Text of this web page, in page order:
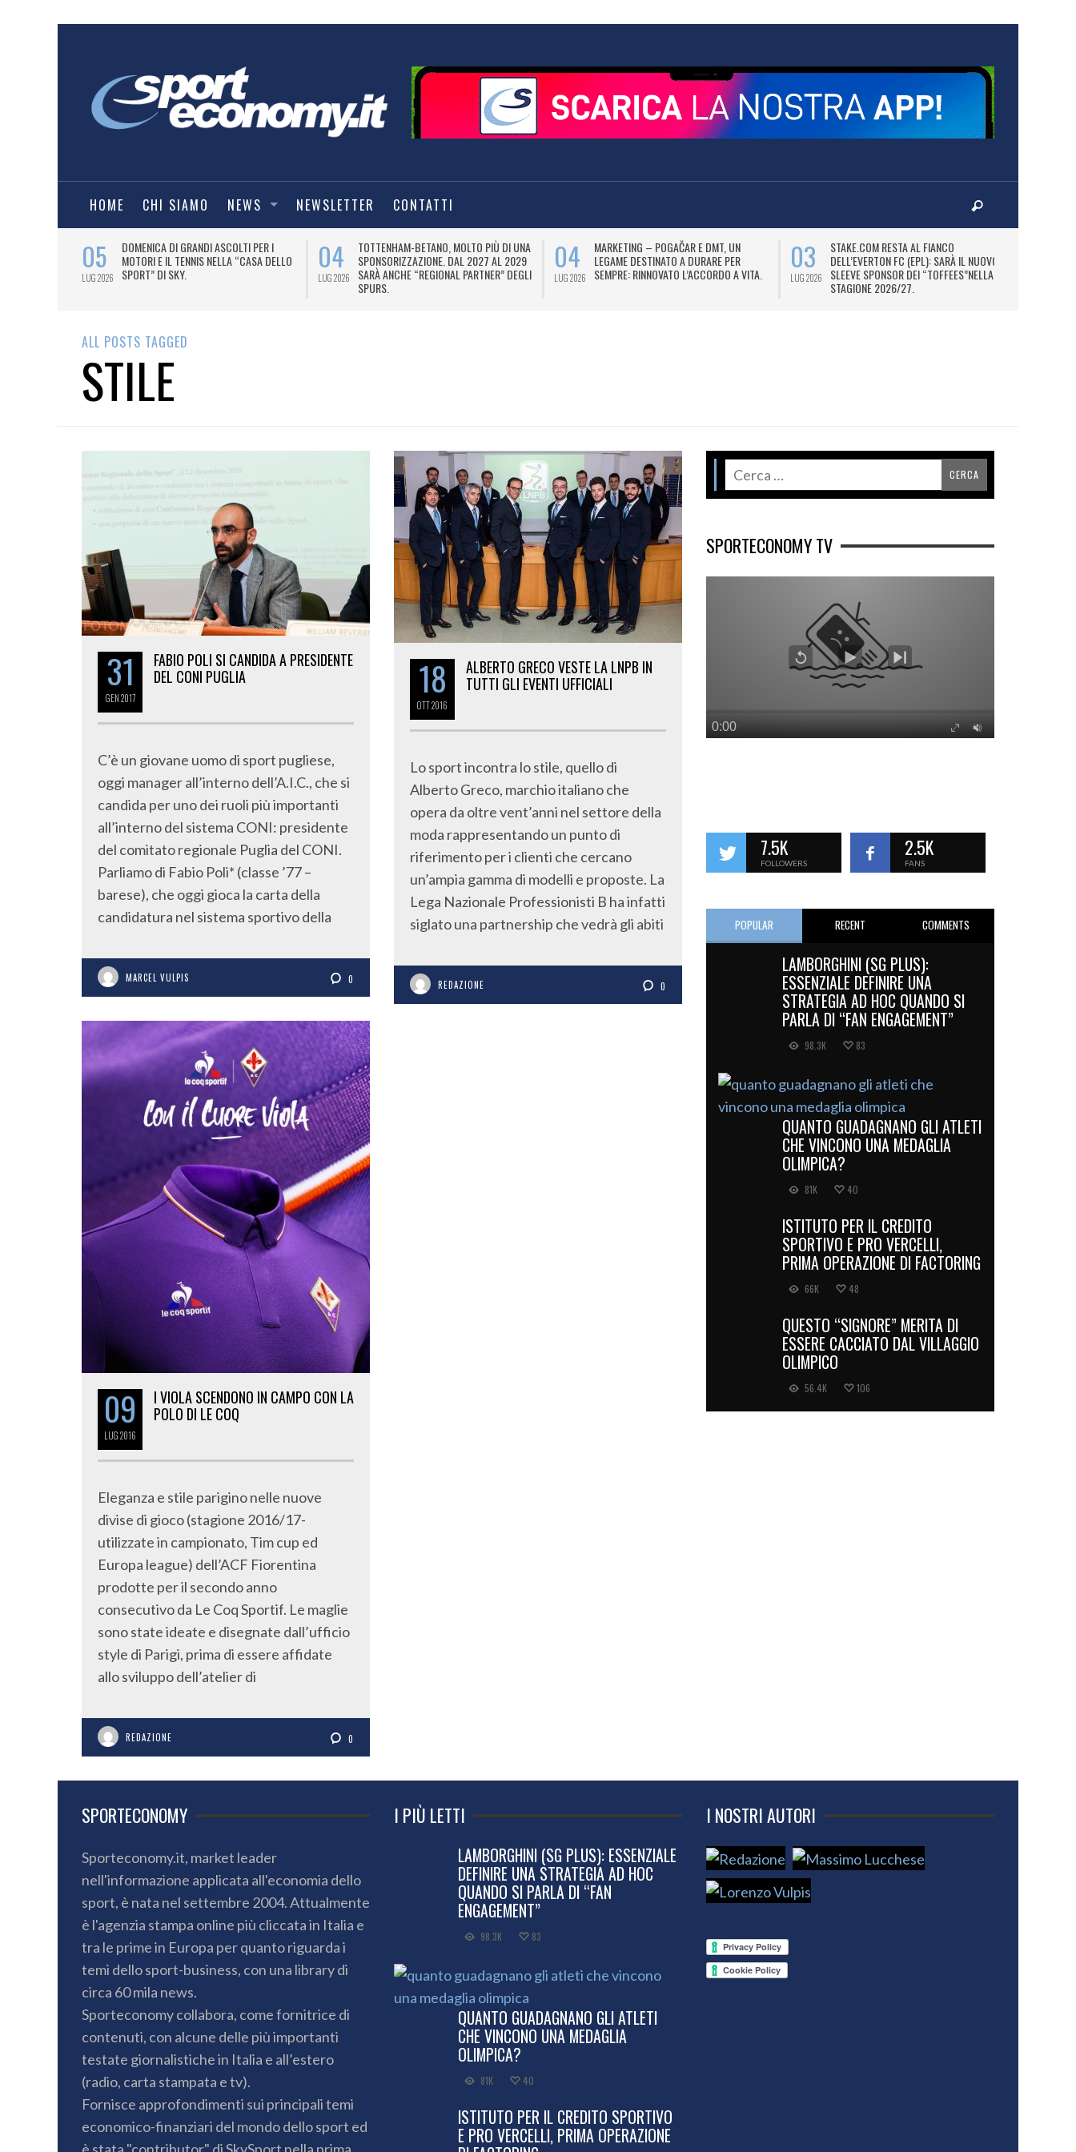
HOME CHI SIAMO NEWS NEWSLETTER CONTATTI
05
LUG 2026
DOMENICA DI GRANDI ASCOLTI PER I
MOTORI E IL TENNIS NELLA “CASA DELLO
SPORT” DI SKY.
04
LUG 2026
TOTTENHAM-BETANO, MOLTO PIÙ DI UNA
SPONSORIZZAZIONE. DAL 2027 AL 2029
SARÀ ANCHE “REGIONAL PARTNER” DEGLI
SPURS.
04
LUG 2026
MARKETING – POGAČAR E DMT, UN
LEGAME DESTINATO A DURARE PER
SEMPRE: RINNOVATO L’ACCORDO A VITA.
03
LUG 2026
STAKE.COM RESTA AL FIANCO
DELL’EVERTON FC (EPL): SARÀ IL NUOVO
SLEEVE SPONSOR DEI “TOFFEES”NELLA
STAGIONE 2026/27.
ALL POSTS TAGGED
STILE
31
GEN2017
FABIO POLI SI CANDIDA A PRESIDENTE
DEL CONI PUGLIA
C’è un giovane uomo di sport pugliese,
oggi manager all’interno dell’A.I.C., che si
candida per uno dei ruoli più importanti
all’interno del sistema CONI: presidente
del comitato regionale Puglia del CONI.
Parliamo di Fabio Poli* (classe ’77 –
barese), che oggi gioca la carta della
candidatura nel sistema sportivo della
MARCEL VULPIS 0
18
OTT2016
ALBERTO GRECO VESTE LA LNPB IN
TUTTI GLI EVENTI UFFICIALI
Lo sport incontra lo stile, quello di
Alberto Greco, marchio italiano che
opera da oltre vent’anni nel settore della
moda rappresentando un punto di
riferimento per i clienti che cercano
un’ampia gamma di modelli e proposte. La
Lega Nazionale Professionisti B ha infatti
siglato una partnership che vedrà gli abiti
REDAZIONE 0
09
LUG2016
I VIOLA SCENDONO IN CAMPO CON LA
POLO DI LE COQ
Eleganza e stile parigino nelle nuove
divise di gioco (stagione 2016/17-
utilizzate in campionato, Tim cup ed
Europa league) dell’ACF Fiorentina
prodotte per il secondo anno
consecutivo da Le Coq Sportif. Le maglie
sono state ideate e disegnate dall’ufficio
style di Parigi, prima di essere affidate
allo sviluppo dell’atelier di
REDAZIONE 0
SPORTECONOMY TV
7.5K
FOLLOWERS
2.5K
FANS
POPULAR RECENT COMMENTS
LAMBORGHINI (SG PLUS):
ESSENZIALE DEFINIRE UNA
STRATEGIA AD HOC QUANDO SI
PARLA DI “FAN ENGAGEMENT”
98.3K 83
QUANTO GUADAGNANO GLI ATLETI
CHE VINCONO UNA MEDAGLIA
OLIMPICA?
81K 40
ISTITUTO PER IL CREDITO
SPORTIVO E PRO VERCELLI,
PRIMA OPERAZIONE DI FACTORING
66K 48
QUESTO “SIGNORE” MERITA DI
ESSERE CACCIATO DAL VILLAGGIO
OLIMPICO
56.4K 106
SPORTECONOMY
Sporteconomy.it, market leader
nell'informazione applicata all'economia dello
sport, è nata nel settembre 2004. Attualmente
è l'agenzia stampa online più cliccata in Italia e
tra le prime in Europa per quanto riguarda i
temi dello sport-business, con una library di
circa 60 mila news.
Sporteconomy collabora, come fornitrice di
contenuti, con alcune delle più importanti
testate giornalistiche in Italia e all’estero
(radio, carta stampata e tv).
Fornisce approfondimenti sui principali temi
economico-finanziari del mondo dello sport ed
I PIÙ LETTI
LAMBORGHINI (SG PLUS): ESSENZIALE
DEFINIRE UNA STRATEGIA AD HOC
QUANDO SI PARLA DI “FAN
ENGAGEMENT”
98.3K 83
QUANTO GUADAGNANO GLI ATLETI
CHE VINCONO UNA MEDAGLIA
OLIMPICA?
81K 40
ISTITUTO PER IL CREDITO SPORTIVO
E PRO VERCELLI, PRIMA OPERAZIONE
I NOSTRI AUTORI